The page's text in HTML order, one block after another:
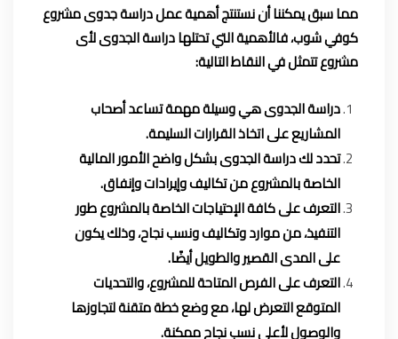
مما سبق يمكننا أن نستنتج أهمية عمل دراسة جدوى مشروع
كوفي شوب، فالأهمية التي تحتلها دراسة الجدوى لأى
مشروع تتمثل في النقاط التالية:
دراسة الجدوى هي وسيلة مهمة تساعد أصحاب
المشاريع على اتخاذ القرارات السليمة.
تحدد لك دراسة الجدوى بشكل واضح الأمور المالية
الخاصة بالمشروع من تكاليف وإيرادات وإنفاق.
التعرف على كافة الإحتياجات الخاصة بالمشروع طور
التنفيذ، من موارد وتكاليف ونسب نجاح، وذلك يكون
على المدى القصير والطويل أيضًا.
التعرف على الفرص المتاحة للمشروع، والتحديات
المتوقع التعرض لها، مع وضع خطة متقنة لتجاوزها
والوصول لأعلى نسب نجاح ممكنة.